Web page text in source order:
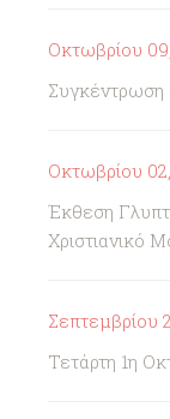
Οκτωβρίου
Συγκέντρωση
Οκτωβρίου
Έκθεση
Χριστιανικό
Σεπτεμβρίου
Τετάρτη 1η